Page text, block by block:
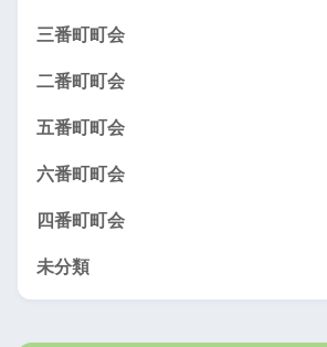
三番町町会
二番町町会
五番町町会
六番町町会
四番町町会
未分類